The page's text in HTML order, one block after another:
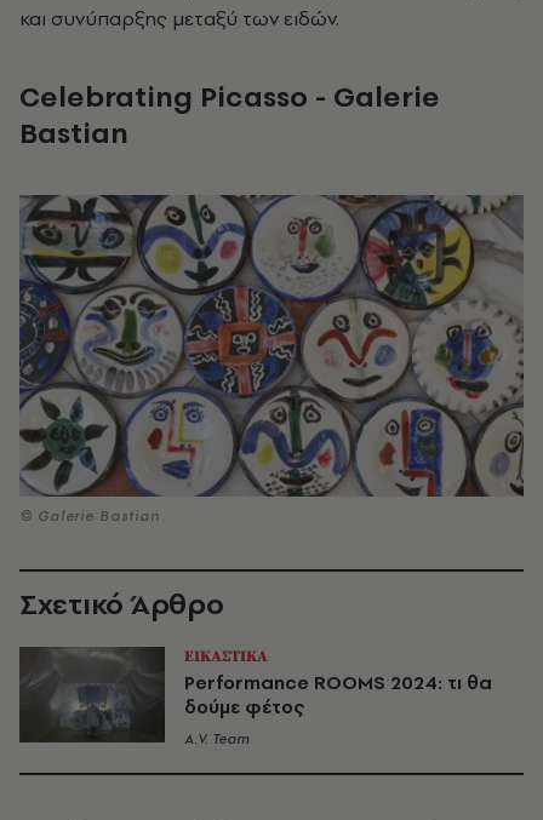
και συνύπαρξης μεταξύ των ειδών.
Celebrating Picasso - Galerie
Bastian
© Galerie Bastian
Σχετικό Άρθρο
ΕΙΚΑΣΤΙΚΑ
Performance ROOMS 2024: τι θα
δούμε φέτος
A.V. Team